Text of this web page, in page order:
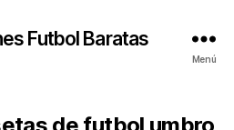
Futbol Baratas
Menú